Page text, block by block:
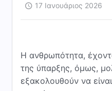
17 Ιανουάριος 2026
Η ανθρωπότητα,
της ύπαρξης, όμως,
εξακολουθούν να